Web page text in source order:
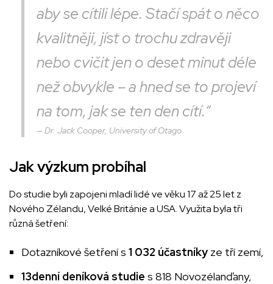
aby se cítili lépe. Stačí spát o něco
kvalitněji, jíst o trochu zdravěji
nebo cvičit jen o deset minut déle
než obvykle – a hned se to projeví
na tom, jak se ten den cítí.“
Dr. Jack Cooper, University of Otago
Jak výzkum probíhal
Do studie byli zapojeni mladí lidé ve věku 17 až 25 let z
Nového Zélandu, Velké Británie a USA. Využita byla tři
různá šetření:
Dotazníkové šetření s 1 032 účastníky ze tří zemí,
13denní deníková studie s 818 Novozélanďany,